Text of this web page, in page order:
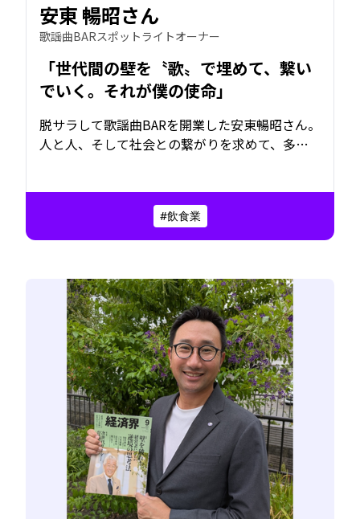
安東 暢昭さん
歌謡曲BARスポットライトオーナー
「世代間の壁を〝歌〟で埋めて、繋い
でいく。それが僕の使命」
脱サラして歌謡曲BARを開業した安東暢昭さん。
人と人、そして社会との繋がりを求めて、多く
化する現代にあっても、変わらず求められるも
の――それは「心の繋がり」。そして、世代を超え
人々をひとつにするのは、いつの時代も〝歌〟
#飲食業